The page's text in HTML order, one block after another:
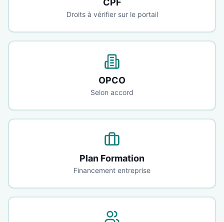
CPF
Droits à vérifier sur le portail
OPCO
Selon accord
Plan Formation
Financement entreprise